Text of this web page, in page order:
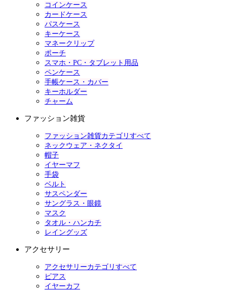
コインケース
カードケース
パスケース
キーケース
マネークリップ
ポーチ
スマホ・PC・タブレット用品
ペンケース
手帳ケース・カバー
キーホルダー
チャーム
ファッション雑貨
ファッション雑貨カテゴリすべて
ネックウェア・ネクタイ
帽子
イヤーマフ
手袋
ベルト
サスペンダー
サングラス・眼鏡
マスク
タオル・ハンカチ
レイングッズ
アクセサリー
アクセサリーカテゴリすべて
ピアス
イヤーカフ